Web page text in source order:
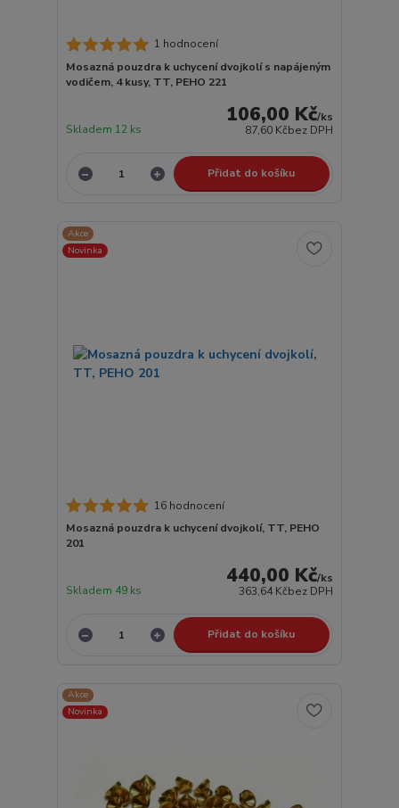
1 hodnocení
Mosazná pouzdra k uchycení dvojkolí s napájeným
vodičem, 4 kusy, TT, PEHO 221
106,00 Kč/ks
87,60 Kčbez DPH
Skladem 12 ks
Přidat do košíku
Akce
Novinka
16 hodnocení
Mosazná pouzdra k uchycení dvojkolí, TT, PEHO
201
440,00 Kč/ks
363,64 Kčbez DPH
Skladem 49 ks
Přidat do košíku
Akce
Novinka